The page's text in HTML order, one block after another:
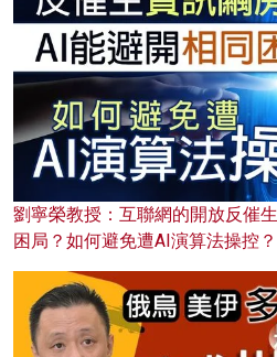
劉寧榮教授：互聯網的開放反催
困局？如何避免遭AI演算法操控？